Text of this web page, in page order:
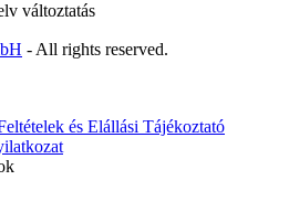
változtatás
- All rights reserved.
és Elállási Tájékoztató